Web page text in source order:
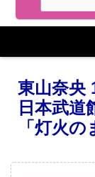
東山奈央
日本武
「灯火